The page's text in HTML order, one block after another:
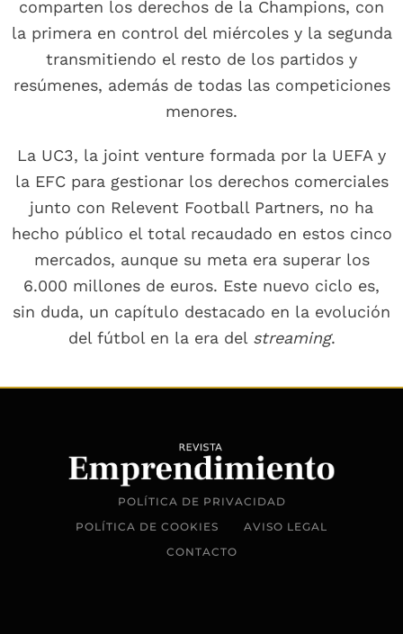
comparten los derechos de la Champions, con
la primera en control del miércoles y la segunda
transmitiendo el resto de los partidos y
resúmenes, además de todas las competiciones
menores.
La UC3, la joint venture formada por la UEFA y
la EFC para gestionar los derechos comerciales
junto con Relevent Football Partners, no ha
hecho público el total recaudado en estos cinco
mercados, aunque su meta era superar los
6.000 millones de euros. Este nuevo ciclo es,
sin duda, un capítulo destacado en la evolución
del fútbol en la era del streaming.
POLÍTICA DE PRIVACIDAD
POLÍTICA DE COOKIES
AVISO LEGAL
CONTACTO